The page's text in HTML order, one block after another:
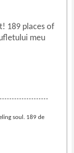
189 places of
meu
soul. 189 de